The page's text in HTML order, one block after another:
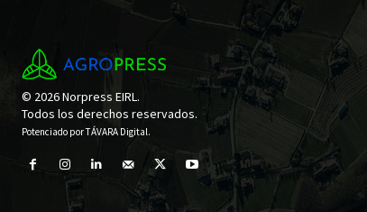
© 2026 Norpress EIRL.
Todos los derechos reservados.
Potenciado porTÁVARA Digital.